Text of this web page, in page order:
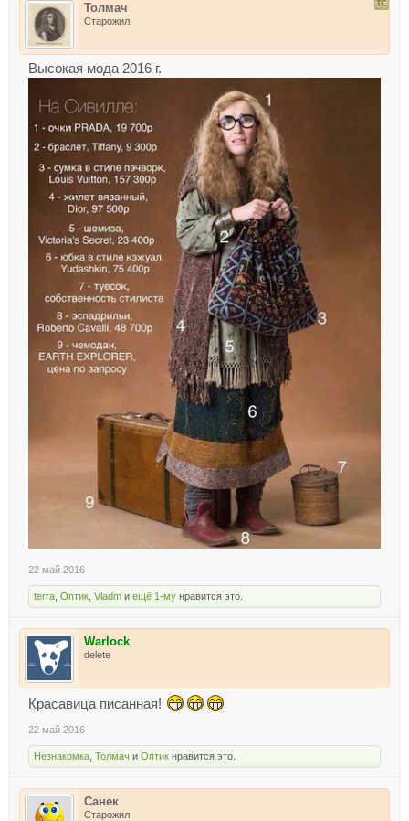
Толмач
Старожил
Высокая мода 2016 г.
22 май 2016
terra Оптик Vladm и ещё 1-му нравится это.
Warlock
delete
Красавица писанная!
22 май 2016
Незнакомка Толмач и Оптик нравится это.
Санек
Старожил